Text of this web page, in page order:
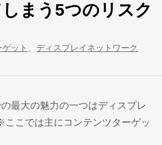
まう5つのリスク
ット 、ディスプレイネットワーク
最大の魅力の一つはディスプレ
こでは主にコンテンツターゲッ